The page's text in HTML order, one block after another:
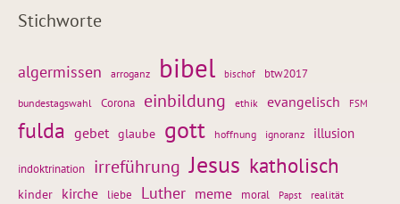
Stichworte
algermissen arroganz bibel bischof btw2017
bundestagswahl Corona einbildung ethik evangelisch FSM
fulda gebet glaube gott hoffnung ignoranz illusion
indoktrination irreführung Jesus katholisch
kinder kirche liebe Luther meme moral Papst realität